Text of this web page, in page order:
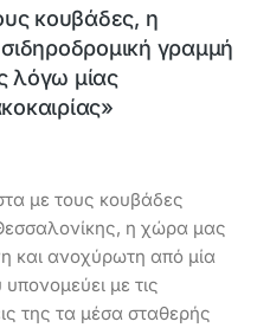
κουβάδες, η
γραμμή
λόγω μίας
με τους κουβάδες
η χώρα μας
και ανοχύρωτη από μία
με τις
της τα μέσα σταθερής